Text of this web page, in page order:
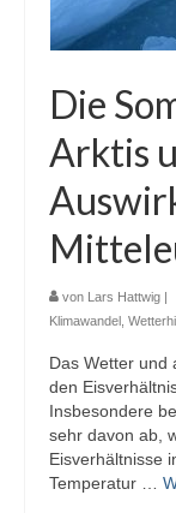
Die
Arktis
von Lars Hattwig |
Klimawandel
Das Wetter und
den
Insbesondere
sehr davon ab,
Eisverhältnisse
Temperatur …